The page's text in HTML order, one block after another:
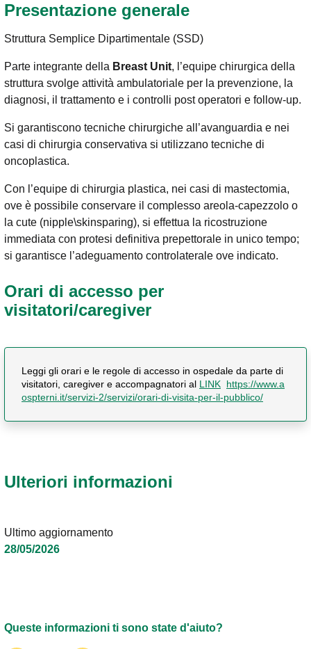
Presentazione generale
Struttura Semplice Dipartimentale (SSD)
Parte integrante della Breast Unit, l’equipe chirurgica della
struttura svolge attività ambulatoriale per la prevenzione, la
diagnosi, il trattamento e i controlli post operatori e follow-up.
Si garantiscono tecniche chirurgiche all’avanguardia e nei
casi di chirurgia conservativa si utilizzano tecniche di
oncoplastica.
Con l’equipe di chirurgia plastica, nei casi di mastectomia,
ove è possibile conservare il complesso areola-capezzolo o
la cute (nipple\skinsparing), si effettua la ricostruzione
immediata con protesi definitiva prepettorale in unico tempo;
si garantisce l’adeguamento controlaterale ove indicato.
Orari di accesso per
visitatori/caregiver
Leggi gli orari e le regole di accesso in ospedale da parte di
visitatori, caregiver e accompagnatori al LINK https://www.a
ospterni.it/servizi-2/servizi/orari-di-visita-per-il-pubblico/
Ulteriori informazioni
Ultimo aggiornamento
28/05/2026
Queste informazioni ti sono state d'aiuto?